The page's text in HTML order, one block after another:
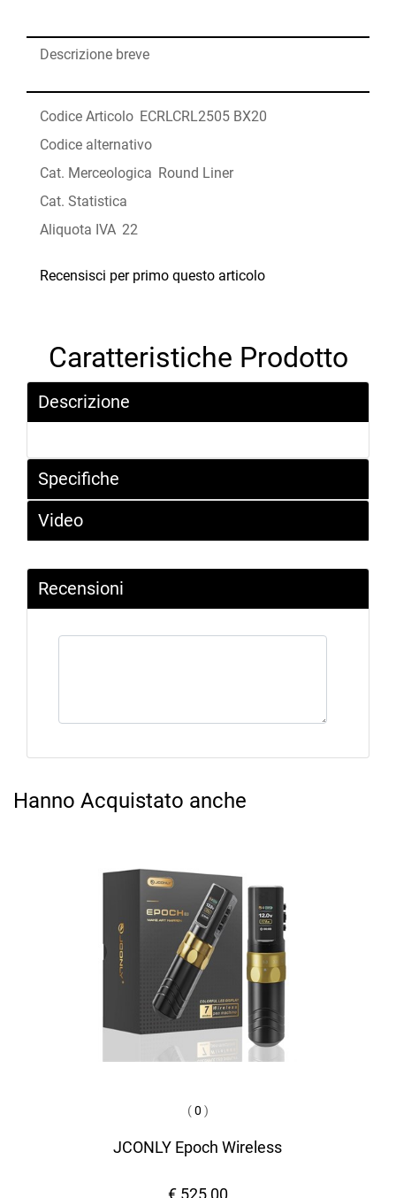
Descrizione breve
Codice Articolo ECRLCRL2505 BX20
Codice alternativo
Cat. Merceologica Round Liner
Cat. Statistica
Aliquota IVA 22
Recensisci per primo questo articolo
Caratteristiche Prodotto
Descrizione
Specifiche
Video
Recensioni
Hanno Acquistato anche
(0 )
JCONLY Epoch Wireless
€ 525,00